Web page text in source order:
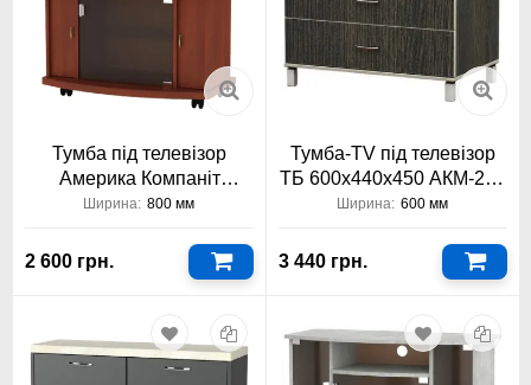
Тумба під телевізор
Америка Компаніт
800x643x431
Ширина: 800 мм
2 600 грн.
Тумба-TV під телевізор
ТБ 600х440х450 АКМ-232
Тіса Меблі АКМ
Ширина: 600 мм
3 440 грн.